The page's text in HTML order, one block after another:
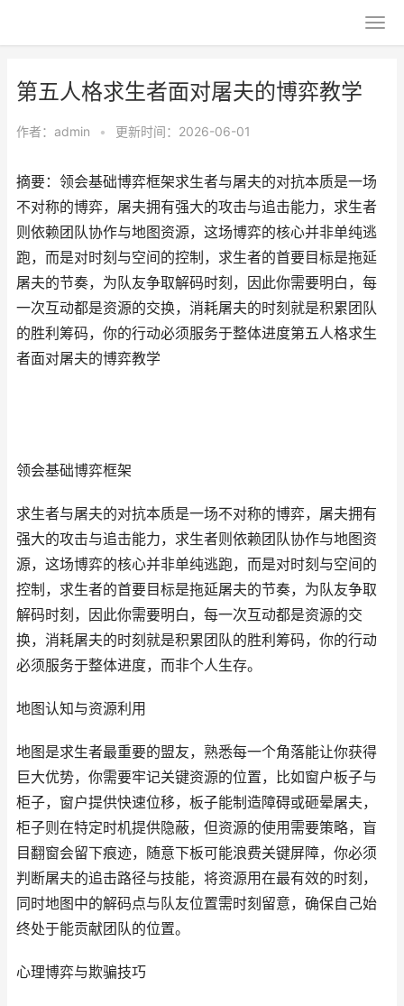
第五人格求生者面对屠夫的博弈教学
作者： admin • 更新时间：2026-06-01
摘要：领会基础博弈框架求生者与屠夫的对抗本质是一场
不对称的博弈，屠夫拥有强大的攻击与追击能力，求生者
则依赖团队协作与地图资源，这场博弈的核心并非单纯逃
跑，而是对时刻与空间的控制，求生者的首要目标是拖延
屠夫的节奏，为队友争取解码时刻，因此你需要明白，每
一次互动都是资源的交换，消耗屠夫的时刻就是积累团队
的胜利筹码，你的行动必须服务于整体进度第五人格求生
者面对屠夫的博弈教学
领会基础博弈框架
求生者与屠夫的对抗本质是一场不对称的博弈，屠夫拥有
强大的攻击与追击能力，求生者则依赖团队协作与地图资
源，这场博弈的核心并非单纯逃跑，而是对时刻与空间的
控制，求生者的首要目标是拖延屠夫的节奏，为队友争取
解码时刻，因此你需要明白，每一次互动都是资源的交
换，消耗屠夫的时刻就是积累团队的胜利筹码，你的行动
必须服务于整体进度，而非个人生存。
地图认知与资源利用
地图是求生者最重要的盟友，熟悉每一个角落能让你获得
巨大优势，你需要牢记关键资源的位置，比如窗户板子与
柜子，窗户提供快速位移，板子能制造障碍或砸晕屠夫，
柜子则在特定时机提供隐蔽，但资源的使用需要策略，盲
目翻窗会留下痕迹，随意下板可能浪费关键屏障，你必须
判断屠夫的追击路径与技能，将资源用在最有效的时刻，
同时地图中的解码点与队友位置需时刻留意，确保自己始
终处于能贡献团队的位置。
心理博弈与欺骗技巧